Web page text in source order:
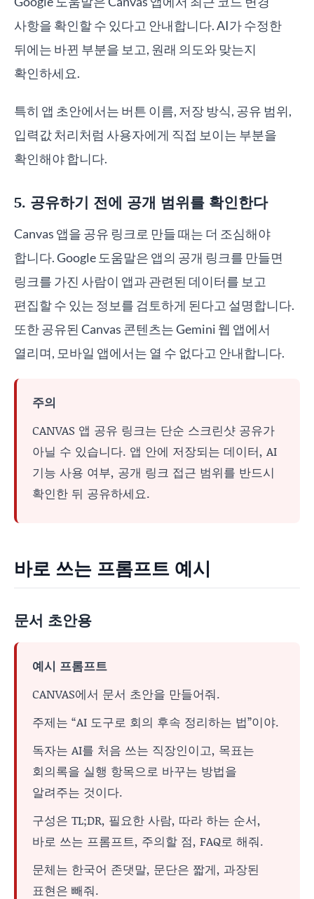
사항을 확인할 수 있다고 안내합니다. AI가 수정한
뒤에는 바뀐 부분을 보고, 원래 의도와 맞는지
확인하세요.
특히 앱 초안에서는 버튼 이름, 저장 방식, 공유 범위,
입력값 처리처럼 사용자에게 직접 보이는 부분을
확인해야 합니다.
5. 공유하기 전에 공개 범위를 확인한다
Canvas 앱을 공유 링크로 만들 때는 더 조심해야
합니다. Google 도움말은 앱의 공개 링크를 만들면
링크를 가진 사람이 앱과 관련된 데이터를 보고
편집할 수 있는 정보를 검토하게 된다고 설명합니다.
또한 공유된 Canvas 콘텐츠는 Gemini 웹 앱에서
열리며, 모바일 앱에서는 열 수 없다고 안내합니다.
주의
CANVAS 앱 공유 링크는 단순 스크린샷 공유가
아닐 수 있습니다. 앱 안에 저장되는 데이터, AI
기능 사용 여부, 공개 링크 접근 범위를 반드시
확인한 뒤 공유하세요.
바로 쓰는 프롬프트 예시
문서 초안용
예시 프롬프트
CANVAS에서 문서 초안을 만들어줘.
주제는 “AI 도구로 회의 후속 정리하는 법”이야.
독자는 AI를 처음 쓰는 직장인이고, 목표는
회의록을 실행 항목으로 바꾸는 방법을
알려주는 것이다.
구성은 TL;DR, 필요한 사람, 따라 하는 순서,
바로 쓰는 프롬프트, 주의할 점, FAQ로 해줘.
문체는 한국어 존댓말, 문단은 짧게, 과장된
표현은 빼줘.